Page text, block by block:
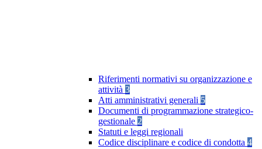
Riferimenti normativi su organizzazione e
attività 3
Atti amministrativi generali 5
Documenti di programmazione strategico-
gestionale 2
Statuti e leggi regionali
Codice disciplinare e codice di condotta 4